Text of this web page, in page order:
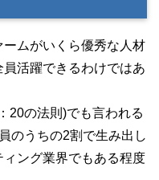
ムがいくら優秀な人材
活躍できるわけではあ
20の法則)でも言われる
のうちの2割で生み出し
ング業界でもある程度